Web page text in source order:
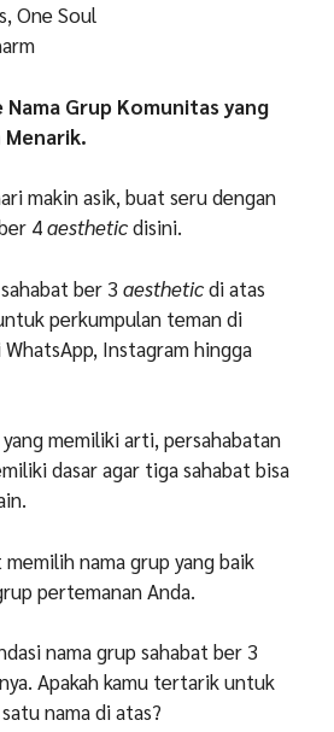
One Soul
Nama Grup Komunitas yang
Menarik.
makin asik, buat seru dengan
4aestheticdisini.
ber 3 aestheticdi atas
perkumpulan teman di
Instagram hingga
memiliki arti, persahabatan
dasar agar tiga sahabat bisa
nama grup yang baik
pertemanan Anda.
nama grup sahabat ber 3
Apakah kamu tertarik untuk
nama di atas?